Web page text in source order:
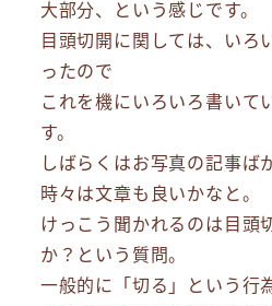
大部分、という感じです。
目頭切開に関しては、いろ
ったので
これを機にいろいろ書いて
す。
しばらくはお写真の記事ば
時々は文章も良いかなと。
けっこう聞かれるのは目頭
か？という質問。
一般的に「切る」という行